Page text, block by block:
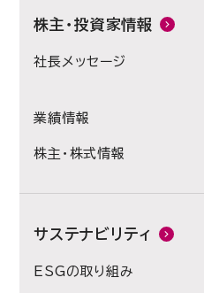
株主・投資家情報
社長メッセージ
業績情報
株主・株式情報
サステナビリティ
ESGの取り組み